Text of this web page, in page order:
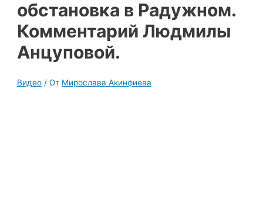
обстановка в Радужном.
Комментарий Людмилы
Анцуповой.
Видео / От Мирослава Акинфиева